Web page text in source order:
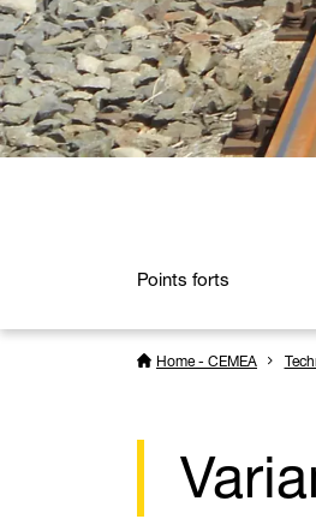
Points forts
Home - CEMEA